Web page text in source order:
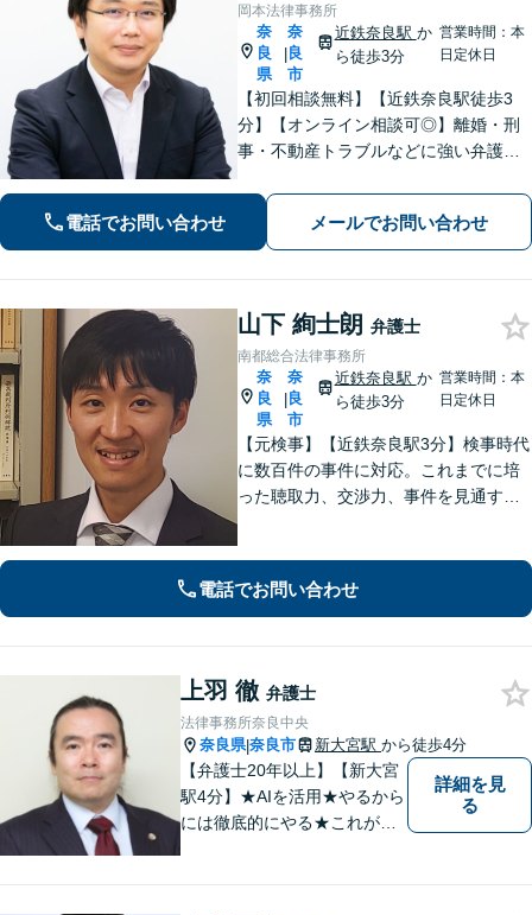
岡本法律事務所
奈
良
県
|
奈
良
市
近鉄奈良駅 か
ら徒歩3分
営業時間：本
日定休日
【初回相談無料】【近鉄奈良駅徒歩3
分】【オンライン相談可◎】離婚・刑
事・不動産トラブルなどに強い弁護士
対応しています。お一人で悩まれず、
まずはお気軽に電話いただけたらと思
います。【土日夜間面談】【出張相
談】
電話でお問い合わせ メールでお問い合わせ
山下 絢士朗 弁護士
南都総合法律事務所
奈
良
県
|
奈
良
市
近鉄奈良駅 か
ら徒歩3分
営業時間：本
日定休日
【元検事】【近鉄奈良駅3分】検事時代
に数百件の事件に対応。これまでに培
った聴取力、交渉力、事件を見通す分
【法テラス利用可】
電話でお問い合わせ
上羽 徹 弁護士
法律事務所奈良中央
奈良県|奈良市 新大宮駅 から徒歩4分
【弁護士20年以上】【新大宮
駅4分】★AIを活用★やるから
には徹底的にやる★これが私
詳細を見
る